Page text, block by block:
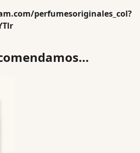
perfumesoriginales_col?